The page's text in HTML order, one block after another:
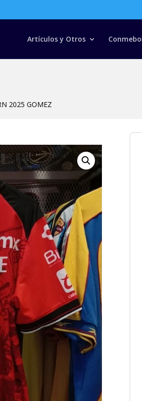
Artículos y Otros
2025 GOMEZ